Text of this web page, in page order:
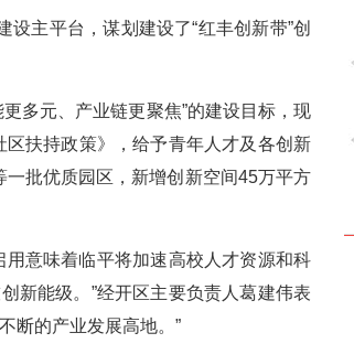
主平台，谋划建设了“红丰创新带”创
多元、产业链更聚焦”的建设目标，现
扶持政策》，给予青年人才及各创新
一批优质园区，新增创新空间45万平方
意味着临平将加速高校人才资源和科
新能级。”经开区主要负责人葛建伟表
断的产业发展高地。”